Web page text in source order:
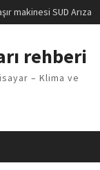
makinesi SUD Arıza
Regal kombi
F3 Hatası
rehberi
– Klima ve